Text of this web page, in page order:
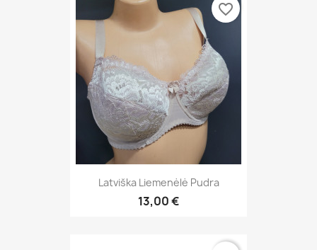
Latviška Liemenėlė Pudra
13,00 €
favorite_border